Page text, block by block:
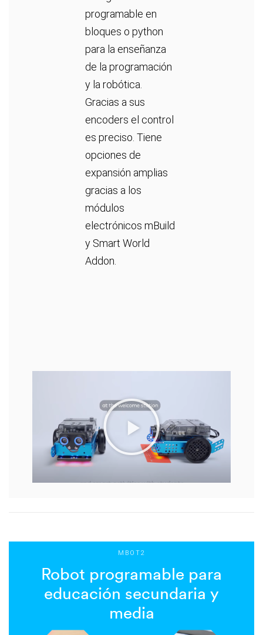
programable en
bloques o python
para la enseñanza
de la programación
y la robótica.
Gracias a sus
encoders el control
es preciso. Tiene
opciones de
expansión amplias
gracias a los
módulos
electrónicos mBuild
y Smart World
Addon.
MBOT2
Robot programable para
educación secundaria y
media